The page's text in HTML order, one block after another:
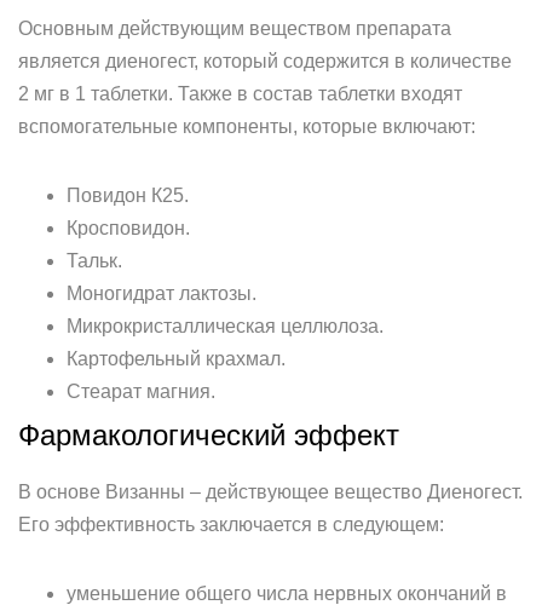
Основным действующим веществом препарата
является диеногест, который содержится в количестве
2 мг в 1 таблетки. Также в состав таблетки входят
вспомогательные компоненты, которые включают:
Повидон К25.
Кросповидон.
Тальк.
Моногидрат лактозы.
Микрокристаллическая целлюлоза.
Картофельный крахмал.
Стеарат магния.
Фармакологический эффект
В основе Визанны – действующее вещество Диеногест.
Его эффективность заключается в следующем:
уменьшение общего числа нервных окончаний в